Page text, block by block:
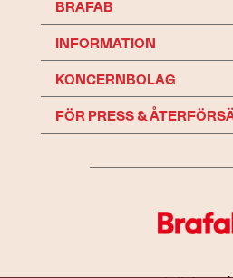
BRAFAB
INFORMATION
KONCERNBOLAG
FÖR PRESS &